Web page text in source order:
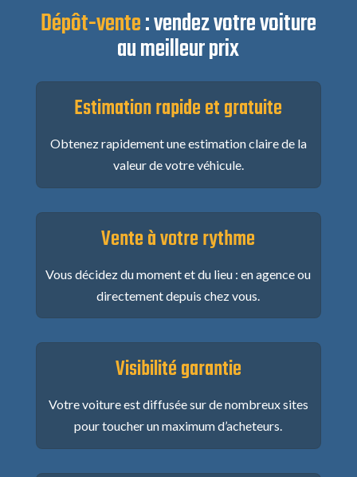
Dépôt-vente:vendez votre voiture
au meilleur prix
Estimation rapide et gratuite
Obtenez rapidement une estimation claire de la
valeur de votre véhicule.
Vente à votre rythme
Vous décidez du moment et du lieu : en agence ou
directement depuis chez vous.
Visibilité garantie
Votre voiture est diffusée sur de nombreux sites
pour toucher un maximum d’acheteurs.